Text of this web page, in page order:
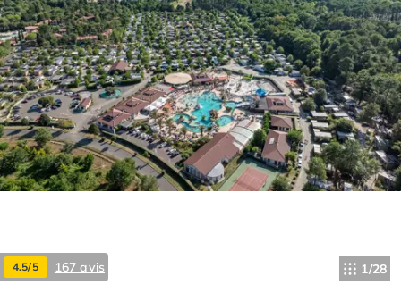
Camping Sarlat
Camping Gironde
Camping Bordeaux
Camping Carcans
Camping Hourtin
Camping Lacanau
Camping Soulac sur Mer
Camping Vendays-Montalivet
Camping Les Landes
Camping Hossegor
Camping Messanges
4.5/5 167 avis 1/28